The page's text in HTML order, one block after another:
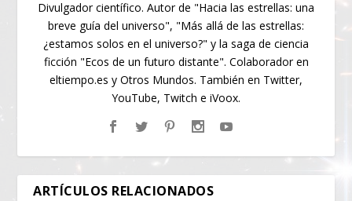
Divulgador científico. Autor de "Hacia las estrellas: una
breve guía del universo", "Más allá de las estrellas:
¿estamos solos en el universo?" y la saga de ciencia
ficción "Ecos de un futuro distante". Colaborador en
eltiempo.es y Otros Mundos. También en Twitter,
YouTube, Twitch e iVoox.
ARTÍCULOS RELACIONADOS